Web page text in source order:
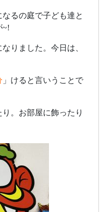
るの庭で子ども達と
~!
りました。今日は、
」けると言いうことで
。お部屋に飾ったり